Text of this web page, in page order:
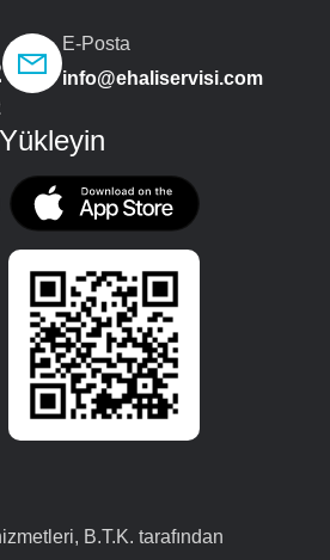
E-Posta
info@ehaliservisi.com
B.T.K. tarafından